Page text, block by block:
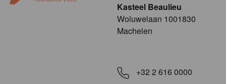
Kasteel Beaulieu
​​​Woluwelaan 1001830
Machelen
+32 2 616 0000